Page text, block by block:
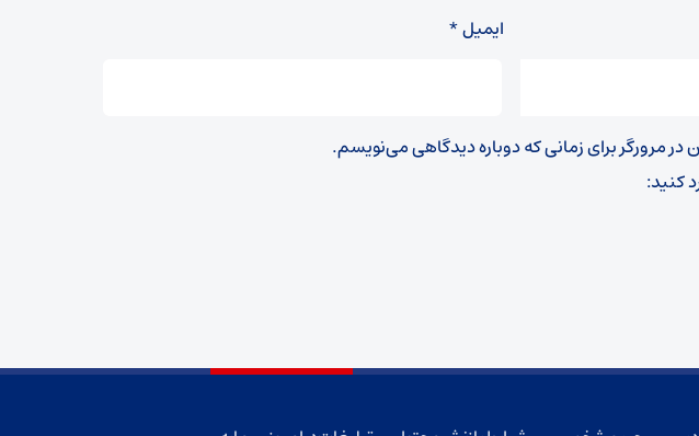
ایمیل*
مرورگر برای زمانی که دوباره دیدگاهی می‌نویسم.
کنید: